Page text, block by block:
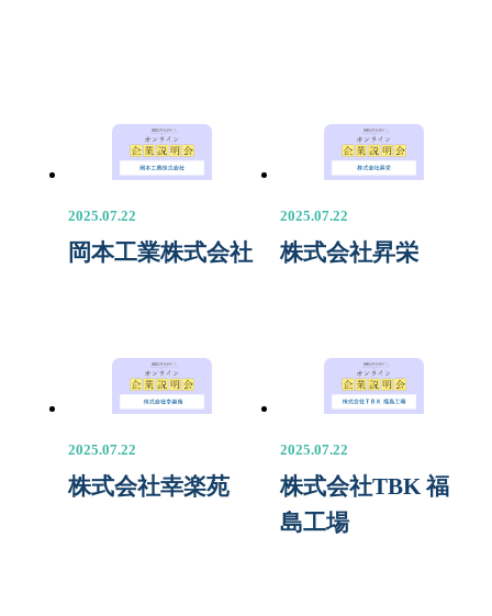
2025.07.22
岡本工業株式会社
2025.07.22
株式会社昇栄
2025.07.22
株式会社幸楽苑
2025.07.22
株式会社TBK 福
島工場